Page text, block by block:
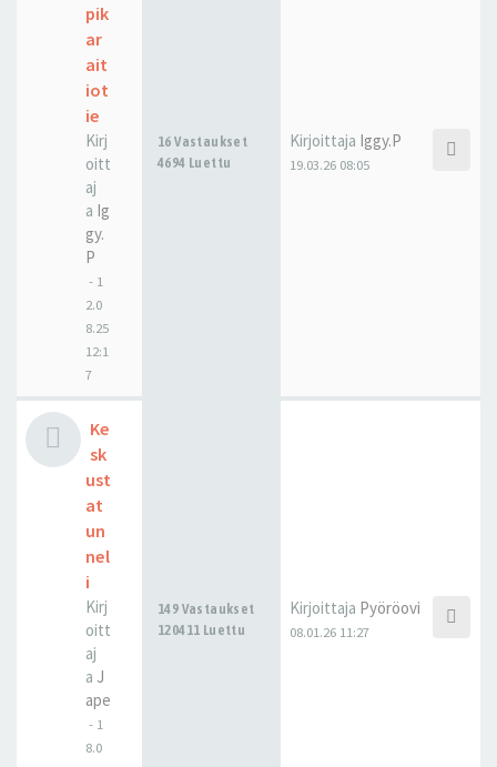
pik
ar
ait
iot
ie
Kirj
oitt
aj
a Ig
gy.
P
- 1
2.0
8.25
12:1
7
16 Vastaukset
4694 Luettu
Kirjoittaja Iggy.P
19.03.26 08:05
Ke
sk
ust
at
un
nel
i
Kirj
oitt
aj
a J
ape
- 1
8.0
149 Vastaukset
120411 Luettu
Kirjoittaja Pyöröovi
08.01.26 11:27